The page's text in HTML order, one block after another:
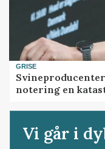
GRISE
notering en
Vi går i